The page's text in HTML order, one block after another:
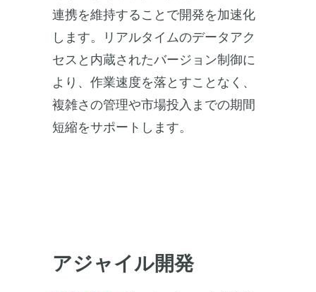
連携を維持することで開発を加速化
します。リアルタイムのデータアク
セスと内蔵されたバージョン制御に
より、作業速度を落とすことなく、
複雑さの管理や市場投入までの期間
短縮をサポートします。
アジャイル開発